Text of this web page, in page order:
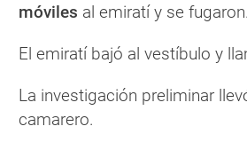
móviles al emiratí y se fugaron.
El emiratí bajó al vestíbulo y
La investigación preliminar
camarero.